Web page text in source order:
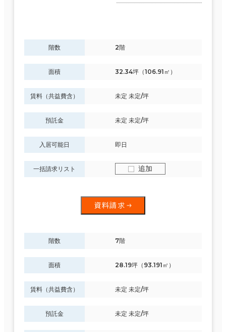
階数 2階
面積 32.34坪（106.91㎡）
賃料（共益費含） 未定 未定/坪
預託金 未定 未定/坪
入居可能日 即日
一括請求リスト 追加
資料請求
階数 7階
面積 28.19坪（93.191㎡）
賃料（共益費含） 未定 未定/坪
預託金 未定 未定/坪